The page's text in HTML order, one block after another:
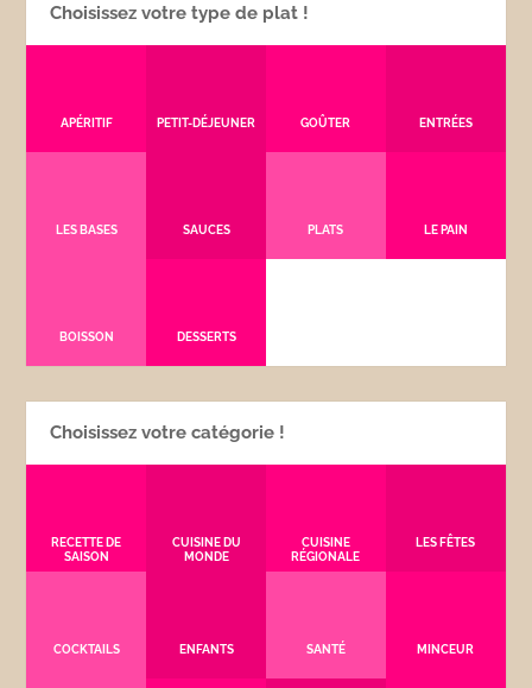
Choisissez votre type de plat !
APÉRITIF PETIT-DÉJEUNER GOÛTER ENTRÉES
LES BASES SAUCES PLATS LE PAIN
BOISSON DESSERTS
Choisissez votre catégorie !
RECETTE DE
SAISON
CUISINE DU
MONDE
CUISINE
RÉGIONALE
LES FÊTES
COCKTAILS ENFANTS SANTÉ MINCEUR